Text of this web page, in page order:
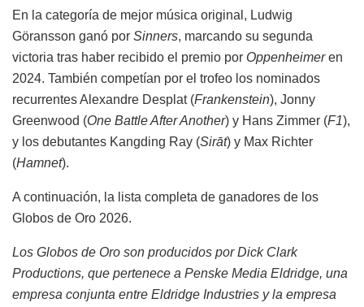
En la categoría de mejor música original, Ludwig
Göransson ganó por Sinners, marcando su segunda
victoria tras haber recibido el premio por Oppenheimeren
2024. También competían por el trofeo los nominados
recurrentes Alexandre Desplat (Frankenstein), Jonny
Greenwood (One Battle After Another) y Hans Zimmer (F1),
y los debutantes Kangding Ray (Sirāt) y Max Richter
(Hamnet).
A continuación, la lista completa de ganadores de los
Globos de Oro 2026.
Los Globos de Oro son producidos por Dick Clark
Productions, que pertenece a Penske Media Eldridge, una
empresa conjunta entre Eldridge Industries y la empresa